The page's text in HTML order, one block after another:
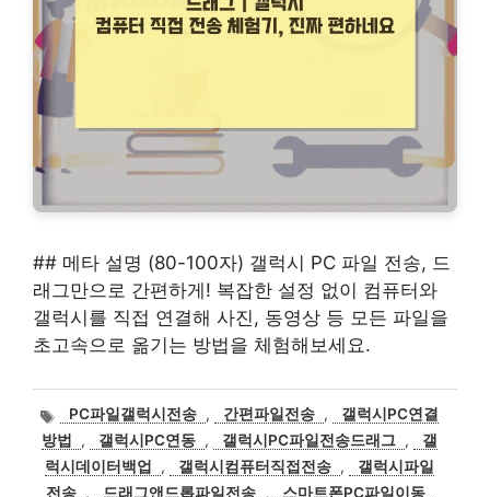
## 메타 설명 (80-100자) 갤럭시 PC 파일 전송, 드
래그만으로 간편하게! 복잡한 설정 없이 컴퓨터와
갤럭시를 직접 연결해 사진, 동영상 등 모든 파일을
초고속으로 옮기는 방법을 체험해보세요.
태
그
PC파일갤럭시전송 , 간편파일전송 ,
갤럭시PC연결
방법
, 갤럭시PC연동 , 갤럭시PC파일전송드래그 ,
갤
럭시데이터백업
, 갤럭시컴퓨터직접전송 ,
갤럭시파일
전송 , 드래그앤드롭파일전송 , 스마트폰PC파일이동